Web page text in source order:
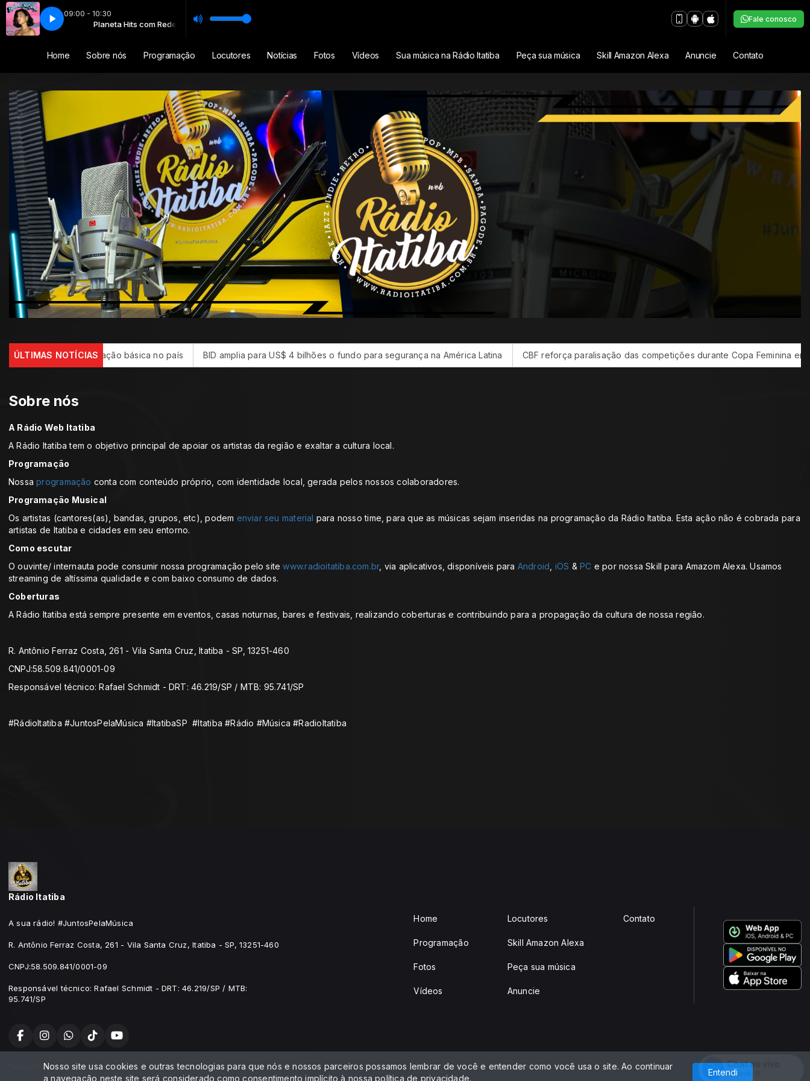
09:00 - 10:30
com Rede Planeta Hits com Rede
Raye - Regardless
Fale conosco
Home Sobre nós Programação Locutores Notícias Fotos Vídeos Sua música na Rádio Itatiba Peça sua música Skill Amazon Alexa Anuncie Contato
ÚLTIMAS NOTÍCIAS
da educação básica no país BID amplia para US$ 4 bilhões o fundo para segurança na América Latina CBF reforça paralisação das competições durante Copa Feminina em 2027
Sobre nós
A Rádio Web Itatiba
A Rádio Itatiba tem o objetivo principal de apoiar os artistas da região e exaltar a cultura local.
Programação
Nossaprogramação conta com conteúdo próprio, com identidade local, gerada pelos nossos colaboradores.
Programação Musical
Os artistas (cantores(as), bandas, grupos, etc), podem enviar seu material para nosso time, para que as músicas sejam inseridas na programação da Rádio Itatiba. Esta ação não é cobrada para
artistas de Itatiba e cidades em seu entorno.
Como escutar
O ouvinte/ internauta pode consumir nossa programação pelo sitewww.radioitatiba.com.br, via aplicativos, disponíveis para Android iOS &PC e por nossa Skill para Amazom Alexa. Usamos
streaming de altíssima qualidade e com baixo consumo de dados.
Coberturas
A Rádio Itatiba está sempre presente em eventos, casas noturnas, bares e festivais, realizando coberturas e contribuindo para a propagação da cultura de nossa região.
R. Antônio Ferraz Costa, 261 - Vila Santa Cruz, Itatiba - SP, 13251-460
CNPJ:58.509.841/0001-09
Responsável técnico: Rafael Schmidt - DRT: 46.219/SP / MTB: 95.741/SP
#RádioItatiba #JuntosPelaMúsica #ItatibaSP #Itatiba #Rádio #Música #RadioItatiba
Rádio Itatiba
A sua rádio! #JuntosPelaMúsica
R. Antônio Ferraz Costa, 261 - Vila Santa Cruz, Itatiba - SP, 13251-460
CNPJ:58.509.841/0001-09
Responsável técnico: Rafael Schmidt - DRT: 46.219/SP / MTB:
95.741/SP
Home
Programação
Fotos
Vídeos
Locutores
Skill Amazon Alexa
Peça sua música
Anuncie
Contato
Todos os direitos reservados. Com a tecnologia
Nosso site usa cookies e outras tecnologias para que nós e nossos parceiros possamos lembrar de você e entender como você usa o site. Ao continuar
a navegação neste site será considerado como consentimento implícito à nossapolítica de privacidade.
Entendi
Chat ao vivo
Online: